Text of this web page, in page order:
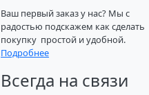
Ваш первый заказ у нас? Мы с
радостью подскажем как сделать
покупку простой и удобной.
Подробнее
Всегда на связи